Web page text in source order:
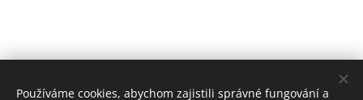
© 2023 Všechna práva vyhrazena
Používáme cookies, abychom zajistili správné fungování a